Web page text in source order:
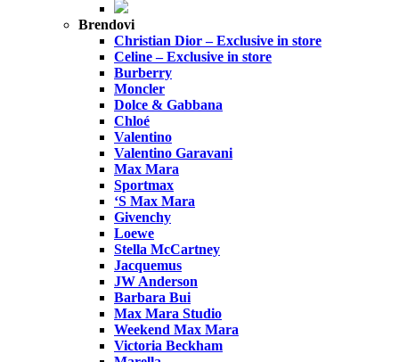
Brendovi
Christian Dior – Exclusive in store
Celine – Exclusive in store
Burberry
Moncler
Dolce & Gabbana
Chloé
Valentino
Valentino Garavani
Max Mara
Sportmax
‘S Max Mara
Givenchy
Loewe
Stella McCartney
Jacquemus
JW Anderson
Barbara Bui
Max Mara Studio
Weekend Max Mara
Victoria Beckham